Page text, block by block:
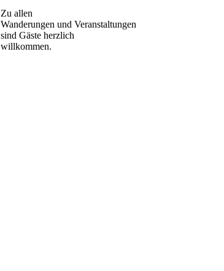
Zu allen
Wanderungen und Veranstaltungen
sind Gäste herzlich
willkommen.